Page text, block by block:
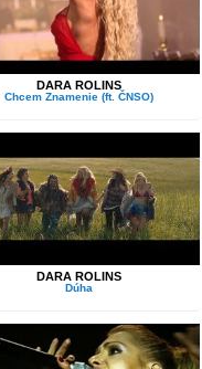
DARA ROLINS
Chcem Znamenie (ft. ČNSO)
DARA ROLINS
Dúha